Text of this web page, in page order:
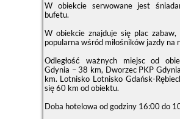
W obiekcie serwowane jest
bufetu.
W obiekcie znajduje się plac
popularna wśród miłośników jazdy na
Odległość ważnych miejsc od
Gdynia – 38 km, Dworzec PKP
km. Lotnisko Lotnisko Gdańsk-
się 60 km od obiektu.
Doba hotelowa od godziny 16:00do